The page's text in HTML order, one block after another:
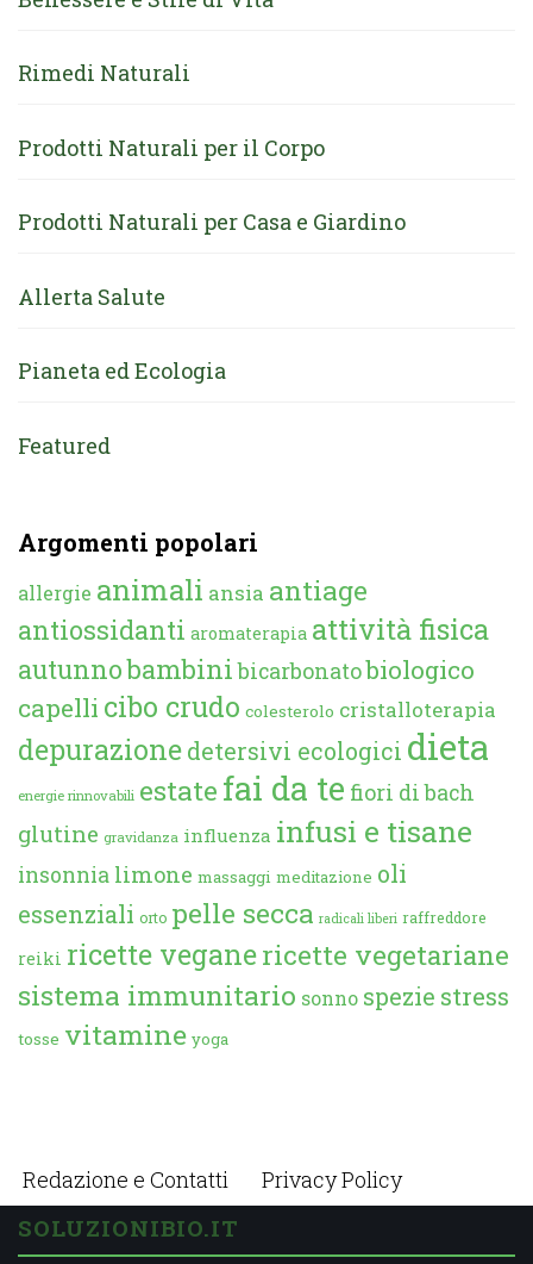
Rimedi Naturali
Prodotti Naturali per il Corpo
Prodotti Naturali per Casa e Giardino
Allerta Salute
Pianeta ed Ecologia
Featured
Argomenti popolari
allergie animali ansia antiage
antiossidanti aromaterapia attività fisica
autunnobambini bicarbonatobiologico
capelli cibo crudo colesterolo cristalloterapia
depurazione detersivi ecologici dieta
energie rinnovabili estate fai da te fiori di bach
glutine gravidanza influenza infusi e tisane
insonnia limone massaggi meditazione oli
essenziali orto pelle secca radicali liberi raffreddore
reiki ricette veganericette vegetariane
sistema immunitario sonno spezie stress
tosse vitamine yoga
Redazione e Contatti Privacy Policy
SOLUZIONIBIO.IT